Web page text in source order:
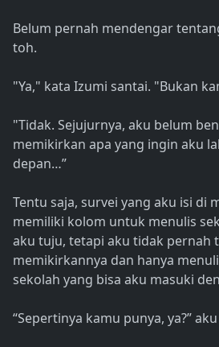
Belum pernah mendengar
toh.
"Ya," kata Izumi santai. "Bukan
"Tidak. Sejujurnya, aku belum
memikirkan apa yang ingin aku
depan…”
Tentu saja, survei yang aku isi di
memiliki kolom untuk menulis
aku tuju, tetapi aku tidak pernah
memikirkannya dan hanya
sekolah yang bisa aku masuki
“Sepertinya kamu punya, ya?”